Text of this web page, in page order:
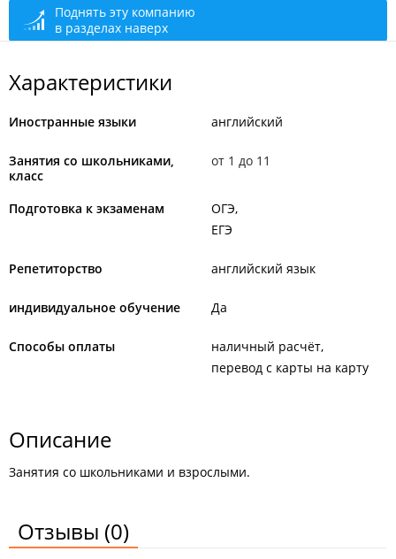
закрыто, откроется в 09:00
Поднять эту компанию
в разделах наверх
Характеристики
Иностранные языки английский
Занятия со школьниками,
класс
от 1 до 11
Подготовка к экзаменам
ОГЭ
ЕГЭ
Репетиторство английский язык
индивидуальное обучение Да
Способы оплаты
наличный расчёт
перевод с карты на карту
Описание
Занятия со школьниками и взрослыми.
Отзывы (0)